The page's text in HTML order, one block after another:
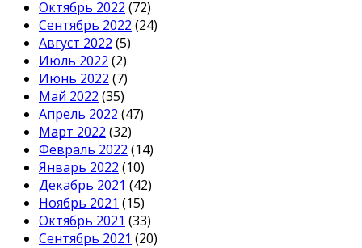
Октябрь 2022 (72)
Сентябрь 2022 (24)
Август 2022 (5)
Июль 2022 (2)
Июнь 2022 (7)
Май 2022 (35)
Апрель 2022 (47)
Март 2022 (32)
Февраль 2022 (14)
Январь 2022 (10)
Декабрь 2021 (42)
Ноябрь 2021 (15)
Октябрь 2021 (33)
Сентябрь 2021 (20)